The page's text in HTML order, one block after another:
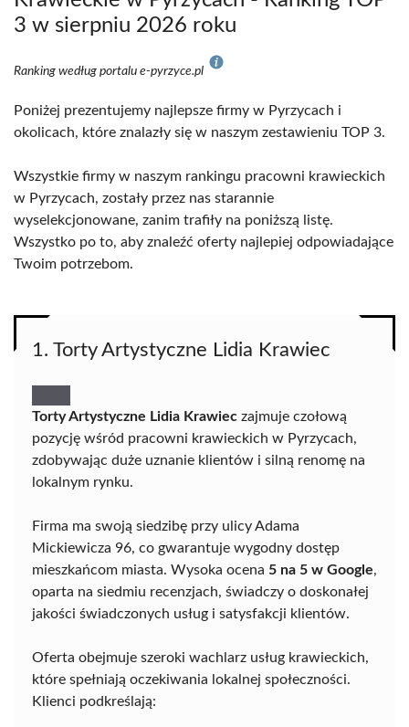
3 w sierpniu 2026 roku
Ranking według portalu e-pyrzyce.pl
Poniżej prezentujemy najlepsze firmy w Pyrzycach i
okolicach, które znalazły się w naszym zestawieniu TOP 3.
Wszystkie firmy w naszym rankingu pracowni krawieckich
w Pyrzycach, zostały przez nas starannie
wyselekcjonowane, zanim trafiły na poniższą listę.
Wszystko po to, aby znaleźć oferty najlepiej odpowiadające
Twoim potrzebom.
1. Torty Artystyczne Lidia Krawiec
Torty Artystyczne Lidia Krawiec zajmuje czołową
pozycję wśród pracowni krawieckich w Pyrzycach,
zdobywając duże uznanie klientów i silną renomę na
lokalnym rynku.
Firma ma swoją siedzibę przy ulicy Adama
Mickiewicza 96, co gwarantuje wygodny dostęp
mieszkańcom miasta. Wysoka ocena 5 na 5 w Google,
oparta na siedmiu recenzjach, świadczy o doskonałej
jakości świadczonych usług i satysfakcji klientów.
Oferta obejmuje szeroki wachlarz usług krawieckich,
które spełniają oczekiwania lokalnej społeczności.
Klienci podkreślają: